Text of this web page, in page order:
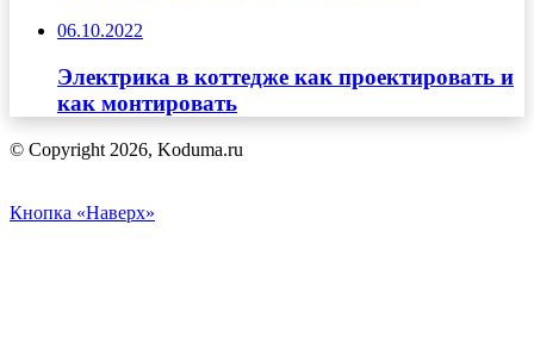
06.10.2022
Электрика в коттедже как проектировать и
как монтировать
© Copyright 2026, Koduma.ru
Кнопка «Наверх»